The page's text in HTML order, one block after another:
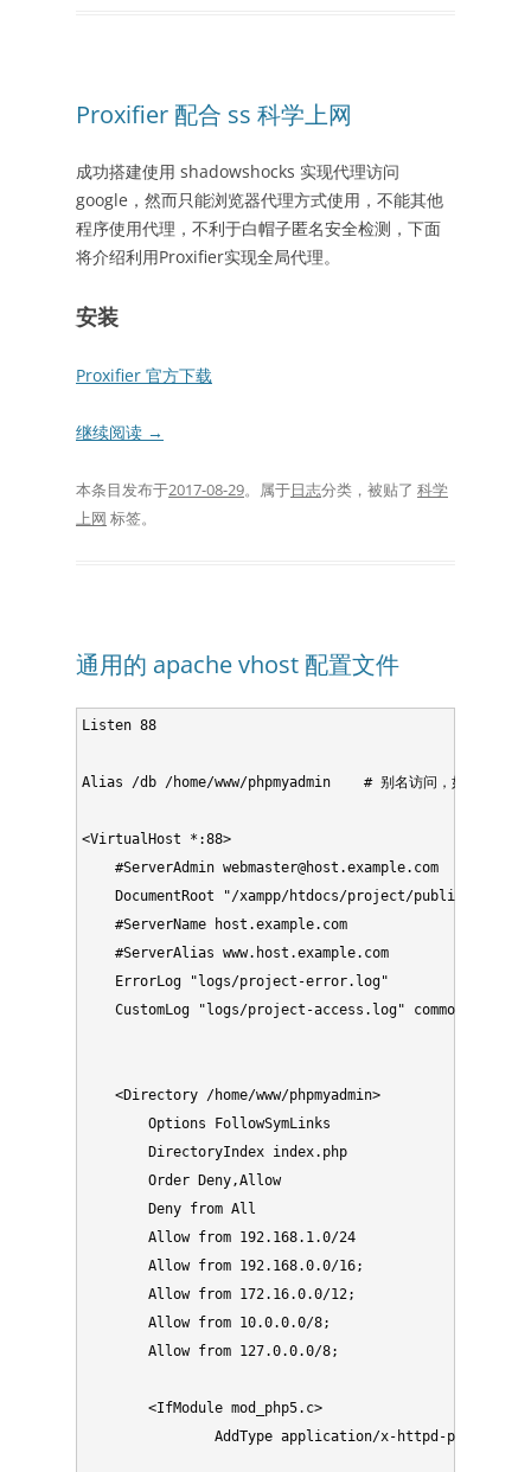
Proxifier 配合 ss 科学上网
成功搭建使用 shadowshocks 实现代理访问
google，然而只能浏览器代理方式使用，不能其他
程序使用代理，不利于白帽子匿名安全检测，下面
将介绍利用Proxifier实现全局代理。
安装
Proxifier 官方下载
继续阅读 →
本条目发布于2017-08-29。属于日志分类，被贴了 科学
上网 标签。
通用的 apache vhost 配置文件
Listen 88                                                   # 侦听
Alias /db /home/www/phpmyadmin    # 别名访问，如
<VirtualHost *:88>                                         # 这
#ServerAdmin webmaster@host.example.com          #
DocumentRoot "/xampp/htdocs/project/public"      #
#ServerName host.example.com
#ServerAlias www.host.example.com
ErrorLog "logs/project-error.log"
CustomLog "logs/project-access.log" common       #
<Directory /home/www/phpmyadmin>
        Options FollowSymLinks
DirectoryIndex index.php
Order Deny,Allow
Deny from All
Allow from 192.168.1.0/24
Allow from 192.168.0.0/16;
        Allow from 172.16.0.0/12;
        Allow from 10.0.0.0/8;
        Allow from 127.0.0.0/8;
<IfModule mod_php5.c>
                AddType application/x-httpd-php .php